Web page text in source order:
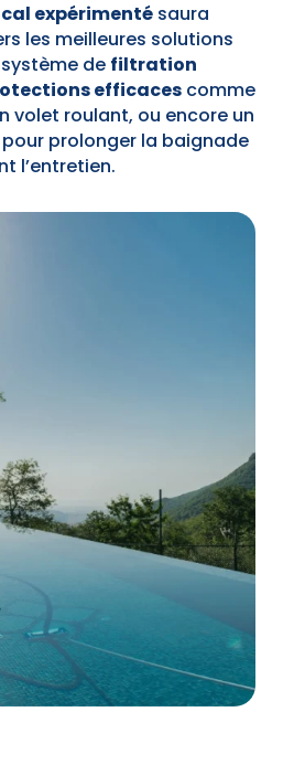
expérimentésaura
les meilleures solutions
de filtration
efficacescomme
volet roulant, ou encore un
prolonger la baignade
l’entretien.